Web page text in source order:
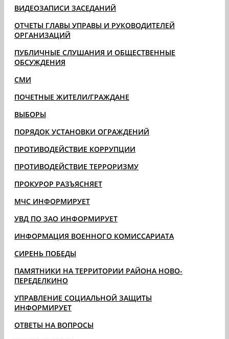
ВИДЕОЗАПИСИ ЗАСЕДАНИЙ
ОТЧЕТЫ ГЛАВЫ УПРАВЫ И РУКОВОДИТЕЛЕЙ
ОРГАНИЗАЦИЙ
ПУБЛИЧНЫЕ СЛУШАНИЯ И ОБЩЕСТВЕННЫЕ
ОБСУЖДЕНИЯ
СМИ
ПОЧЕТНЫЕ ЖИТЕЛИ/ГРАЖДАНЕ
ВЫБОРЫ
ПОРЯДОК УСТАНОВКИ ОГРАЖДЕНИЙ
ПРОТИВОДЕЙСТВИЕ КОРРУПЦИИ
ПРОТИВОДЕЙСТВИЕ ТЕРРОРИЗМУ
ПРОКУРОР РАЗЪЯСНЯЕТ
МЧС ИНФОРМИРУЕТ
УВД ПО ЗАО ИНФОРМИРУЕТ
ИНФОРМАЦИЯ ВОЕННОГО КОМИССАРИАТА
СИРЕНЬ ПОБЕДЫ
ПАМЯТНИКИ НА ТЕРРИТОРИИ РАЙОНА НОВО-
ПЕРЕДЕЛКИНО
УПРАВЛЕНИЕ СОЦИАЛЬНОЙ ЗАЩИТЫ
ИНФОРМИРУЕТ
ОТВЕТЫ НА ВОПРОСЫ